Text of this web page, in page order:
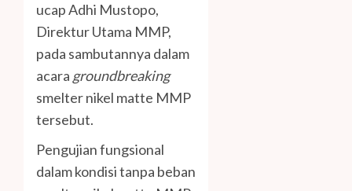
ucap Adhi Mustopo,
Direktur Utama MMP,
pada sambutannya dalam
acara groundbreaking
smelter nikel matte MMP
tersebut.
Pengujian fungsional
dalam kondisi tanpa beban